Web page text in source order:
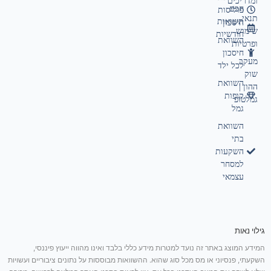
פוליסות
חיסכון
השוואת
חיסכון
לכל ילד
השוואת
קופות
גמל
השוואת
בתי
השקעות
למסחר
עצמאי
תנאי
שימוש
ופרטיות
מעקב
שוק
ההון |
גמלטופ
חכם
תשואות
חודשיות
גילוי נאות
המידע המוצג באתר זה נועד למטרות מידע כללי בלבד ואינו מהווה ייעוץ פיננסי,
השקעתי, פנסיוני או מס מכל סוג שהוא. ההשוואות מבוססות על נתונים ציבוריים ועשויות